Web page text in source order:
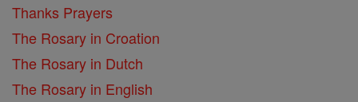
Thanks Prayers
The Rosary in Croation
The Rosary in Dutch
The Rosary in English